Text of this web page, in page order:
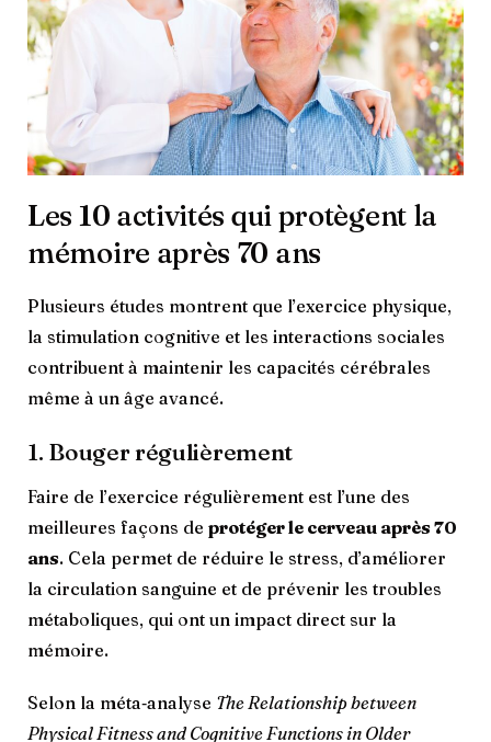
Les 10 activités qui protègent la
mémoire après 70 ans
Plusieurs études montrent que l’exercice physique,
la stimulation cognitive et les interactions sociales
contribuent à maintenir les capacités cérébrales
même à un âge avancé.
1. Bouger régulièrement
Faire de l’exercice régulièrement est l’une des
meilleures façons de protéger le cerveau après 70
ans. Cela permet de réduire le stress, d’améliorer
la circulation sanguine et de prévenir les troubles
métaboliques, qui ont un impact direct sur la
mémoire.
Selon la méta‑analyse The Relationship between
Physical Fitness and Cognitive Functions in Older